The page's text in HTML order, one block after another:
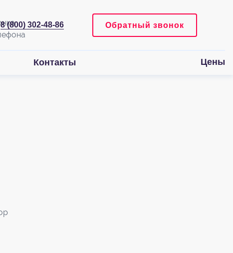
8 (800) 302-48-86 Обратный звонок
Контакты Цены